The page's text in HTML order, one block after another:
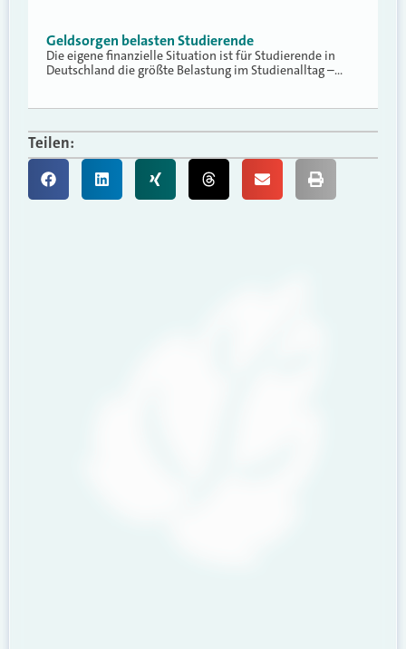
Geldsorgen belasten Studierende
Die eigene finanzielle Situation ist für Studierende in
Deutschland die größte Belastung im Studienalltag –…
Teilen: